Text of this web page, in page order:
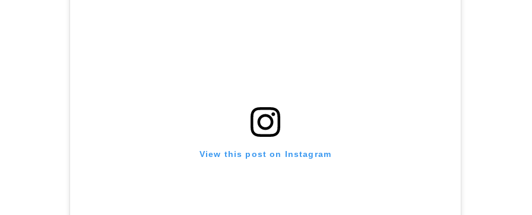
View this post on Instagram